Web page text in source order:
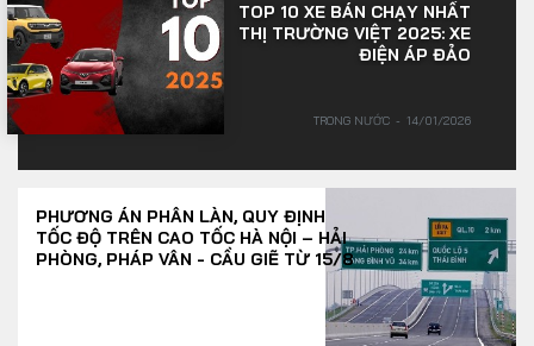
TOP 10 XE BÁN CHẠY NHẤT
THỊ TRƯỜNG VIỆT 2025: XE
ĐIỆN ÁP ĐẢO
TRONG NƯỚC 14/01/2026
PHƯƠNG ÁN PHÂN LÀN, QUY ĐỊNH
TỐC ĐỘ TRÊN CAO TỐC HÀ NỘI – HẢI
PHÒNG, PHÁP VÂN - CẦU GIẼ TỪ 15/8